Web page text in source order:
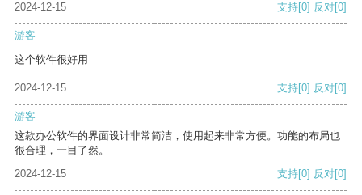
2024-12-15
支持[0] 反对[0]
游客
这个软件很好用
2024-12-15 支持[0] 反对[0]
游客
这款办公软件的界面设计非常简洁，使用起来非常方便。功能的布局也
很合理，一目了然。
2024-12-15
支持[0] 反对[0]